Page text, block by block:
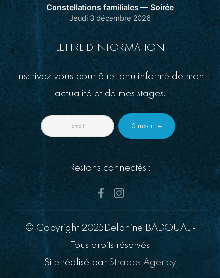
Constellations familiales — Soirée
Jeudi 3 décembre 2026
LETTRE D'INFORMATION
Inscrivez-vous pour être tenu informé de mon
actualité et de mes stages.
S'inscrire
Restons connectés :
© Copyright 2025Delphine BADOUAL -
Tous droits réservés
Site réalisé par Strapps Agency